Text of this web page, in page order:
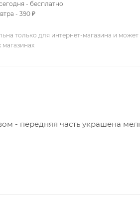
- бесплатно
- 390 ₽
только для интернет-магазина и может
магазинах
- передняя часть украшена